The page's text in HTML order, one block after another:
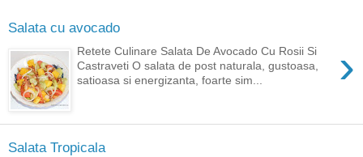
Salata cu avocado
›
Retete Culinare Salata De Avocado Cu Rosii Si
Castraveti O salata de post naturala, gustoasa,
satioasa si energizanta, foarte sim...
Salata Tropicala